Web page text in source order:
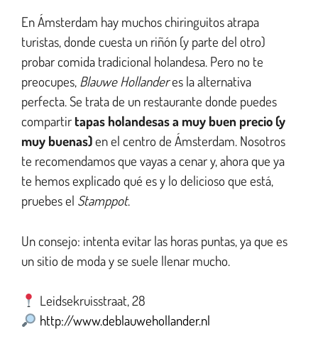
En Ámsterdam hay muchos chiringuitos atrapa
turistas, donde cuesta un riñón (y parte del otro)
probar comida tradicional holandesa. Pero no te
preocupes, Blauwe Hollanderes la alternativa
perfecta. Se trata de un restaurante donde puedes
compartir tapas holandesas a muy buen precio (y
muy buenas)en el centro de Ámsterdam. Nosotros
te recomendamos que vayas a cenar y, ahora que ya
te hemos explicado qué es y lo delicioso que está,
pruebes el Stamppot.
Un consejo: intenta evitar las horas puntas, ya que es
un sitio de moda y se suele llenar mucho.
Leidsekruisstraat, 28
http://www.deblauwehollander.nl